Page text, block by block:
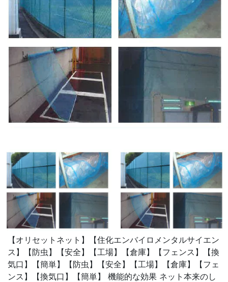
【オリセットネット】【住化エンバイロメンタルサイエン
ス】【防虫】【安全】【工場】【倉庫】【フェンス】【換
気口】【簡単】【防虫】【安全】【工場】【倉庫】【フェ
ンス】【換気口】【簡単】 機能的な効果 ネット本来のし